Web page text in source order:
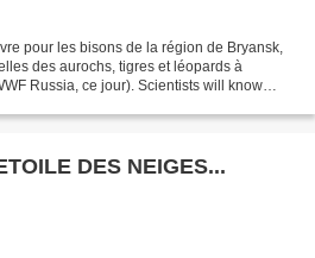
pour les bisons de la région de Bryansk,
des aurochs, tigres et léopards à
Russia, ce jour). Scientists will know
DES NEIGES...